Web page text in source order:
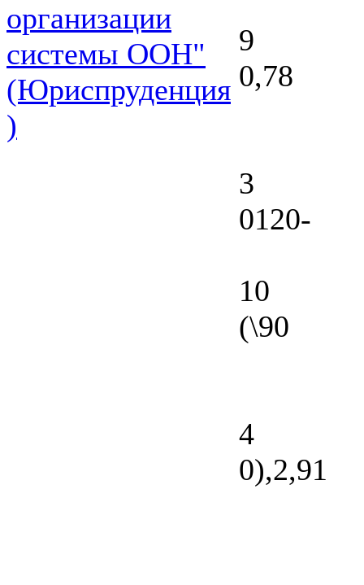
организации
системы ООН"
(Юриспруденция
)
9
0,78
3
0120-
10
(\90
4
0),2,91